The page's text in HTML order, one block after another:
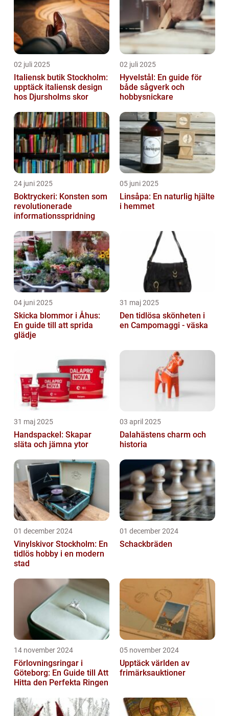
02 juli 2025
Italiensk butik Stockholm:
upptäck italiensk design
hos Djursholms skor
02 juli 2025
Hyvelstål: En guide för
både sågverk och
hobbysnickare
24 juni 2025
Boktryckeri: Konsten som
revolutionerade
informationsspridning
05 juni 2025
Linsåpa: En naturlig hjälte
i hemmet
04 juni 2025
Skicka blommor i Åhus:
En guide till att sprida
glädje
31 maj 2025
Den tidlösa skönheten i
en Campomaggi - väska
31 maj 2025
Handspackel: Skapar
släta och jämna ytor
03 april 2025
Dalahästens charm och
historia
01 december 2024
Vinylskivor Stockholm: En
tidlös hobby i en modern
stad
01 december 2024
Schackbräden
14 november 2024
Förlovningsringar i
Göteborg: En Guide till Att
Hitta den Perfekta Ringen
05 november 2024
Upptäck världen av
frimärksauktioner